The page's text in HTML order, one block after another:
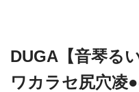
DUGA【音琴る
ワカラセ尻穴凌